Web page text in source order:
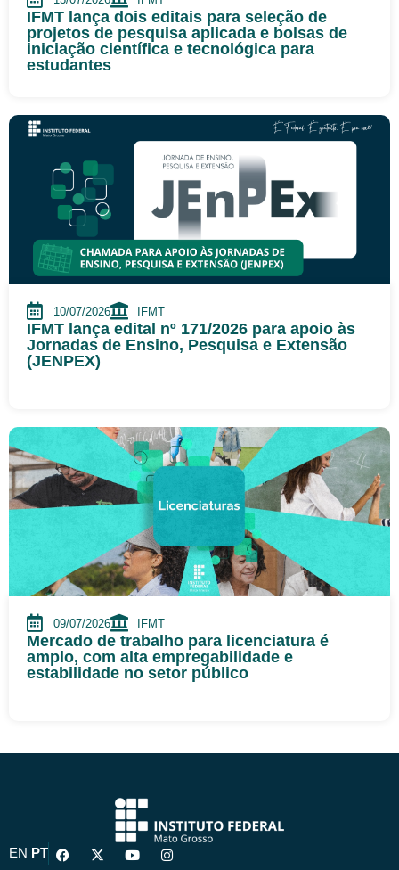
IFMT lança dois editais para seleção de
projetos de pesquisa aplicada e bolsas de
iniciação científica e tecnológica para
estudantes
10/07/2026 IFMT
IFMT lança edital nº 171/2026 para apoio às
Jornadas de Ensino, Pesquisa e Extensão
(JENPEX)
09/07/2026 IFMT
Mercado de trabalho para licenciatura é
amplo, com alta empregabilidade e
estabilidade no setor público
EN PT
F
a
X
-
Y
o
I
n